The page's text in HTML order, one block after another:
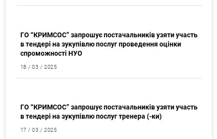
ГО “КРИМСОС” запрошує постачальників узяти участь
в тендері на зукупівлю послуг проведення оцінки
спроможності НУО
18 / 03 / 2025
ГО “КРИМСОС” запрошує постачальників узяти участь
в тендері на зукупівлю послуг тренера (-ки)
17 / 03 / 2025